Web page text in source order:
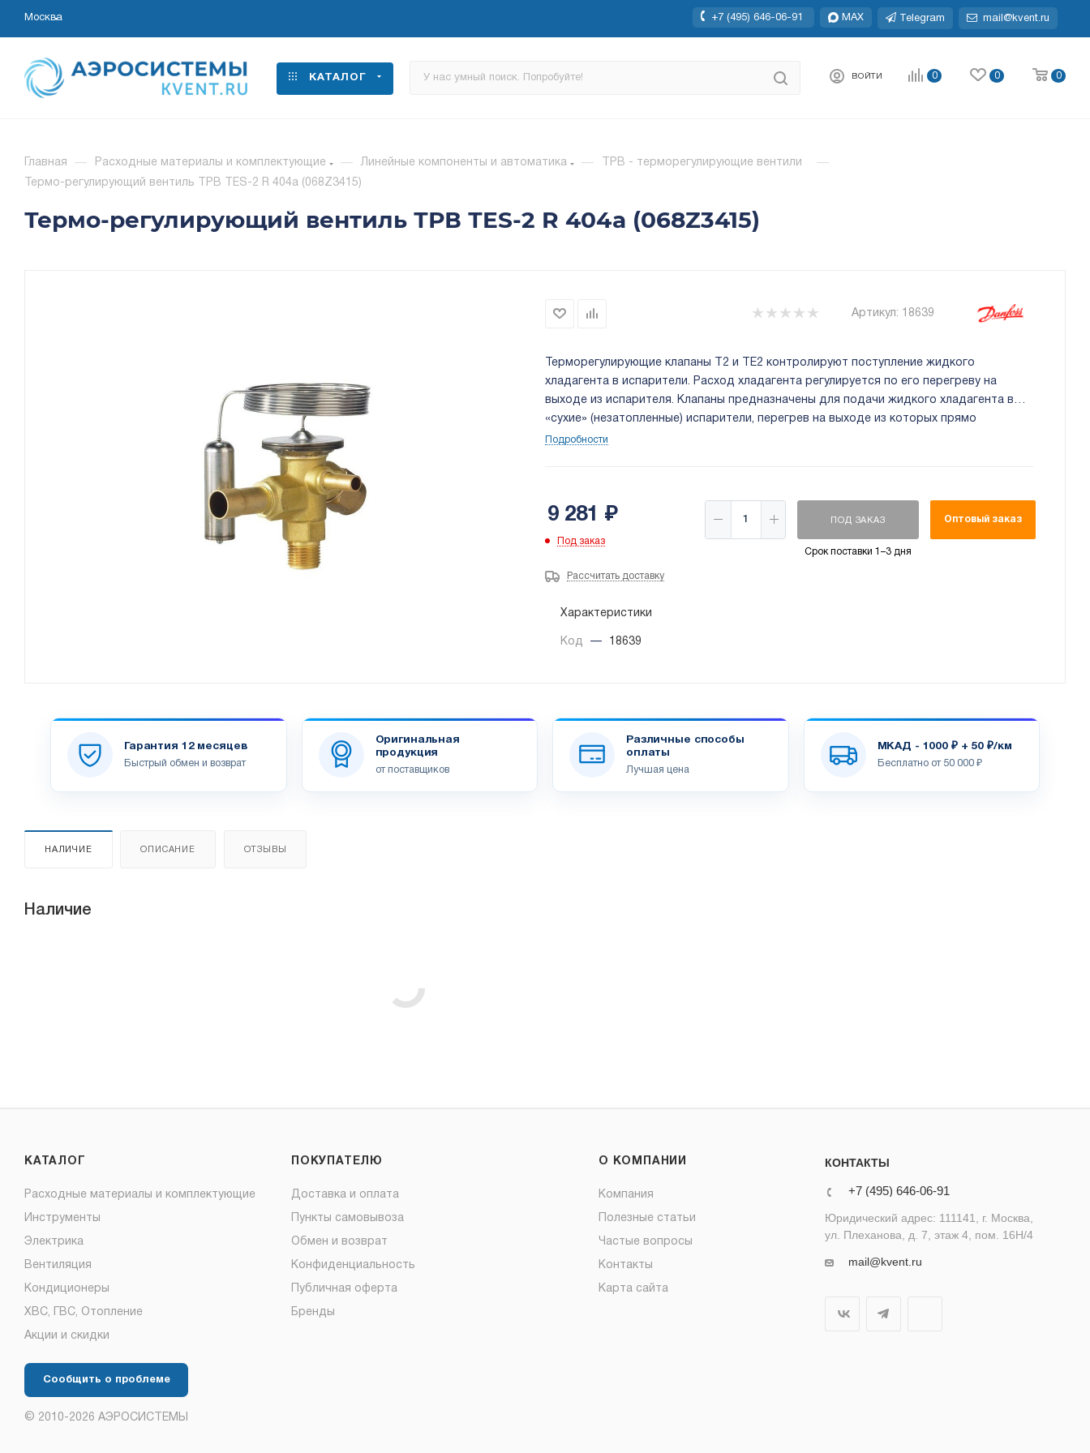
Москва +7 (495) 646-06-91 MAX Telegram mail@kvent.ru
КАТАЛОГ ВОЙТИ 0 0 0
Главная — Расходные материалы и комплектующие — Линейные компоненты и автоматика — ТРВ - терморегулирующие вентили —
Термо-регулирующий вентиль ТРВ ТES-2 R 404a (068Z3415)
Термо-регулирующий вентиль ТРВ ТES-2 R 404a (068Z3415)
Артикул: 18639
Терморегулирующие клапаны Т2 и ТЕ2 контролируют поступление жидкого
хладагента в испарители. Расход хладагента регулируется по его перегреву на
выходе из испарителя. Клапаны предназначены для подачи жидкого хладагента в
«сухие» (незатопленные) испарители, перегрев на выходе из которых прямо
пропорционален тепловой нагрузке на испаритель.
Подробности
9 281 ₽
Под заказ
ПОД ЗАКАЗ
Срок поставки 1–3 дня
Оптовый заказ
Рассчитать доставку
Характеристики
Код — 18639
Гарантия 12 месяцев
Быстрый обмен и возврат
Оригинальная
продукция
от поставщиков
Различные способы
оплаты
Лучшая цена
МКАД - 1000 ₽ + 50 ₽/км
Бесплатно от 50 000 ₽
НАЛИЧИЕ ОПИСАНИЕ ОТЗЫВЫ
Наличие
КАТАЛОГ
Расходные материалы и комплектующие
Инструменты
Электрика
Вентиляция
Кондиционеры
ХВС, ГВС, Отопление
Акции и скидки
ПОКУПАТЕЛЮ
Доставка и оплата
Пункты самовывоза
Обмен и возврат
Конфиденциальность
Публичная оферта
Бренды
О КОМПАНИИ
Компания
Полезные статьи
Частые вопросы
Контакты
Карта сайта
КОНТАКТЫ
+7 (495) 646-06-91
Юридический адрес: 111141, г. Москва,
ул. Плеханова, д. 7, этаж 4, пом. 16Н/4
mail@kvent.ru
Сообщить о проблеме
© 2010-2026 АЭРОСИСТЕМЫ